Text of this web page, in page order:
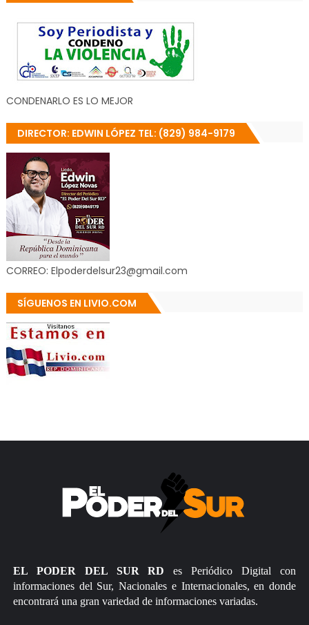
CONDENARLO ES LO MEJOR
DIRECTOR: EDWIN LÓPEZ TEL: (829) 984-9179
CORREO: Elpoderdelsur23@gmail.com
SÍGUENOS EN LIVIO.COM
EL PODER DEL SUR RD es Periódico Digital con
informaciones del Sur, Nacionales e Internacionales, en donde
encontrará una gran variedad de informaciones variadas.